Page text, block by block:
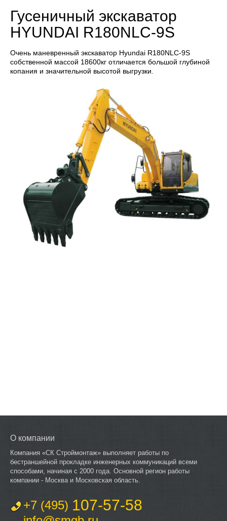
Гусеничный экскаватор
HYUNDAI R180NLC-9S
Очень маневренный экскаватор Hyundai R180NLC-9S
собственной массой 18600кг отличается большой глубиной
копания и значительной высотой выгрузки.
О компании
Компания «СК Строймонтаж» выполняет работы по
бестраншейной прокладке инженерных коммуникаций всеми
способами, начиная с 2000 года. Основной регион работы
компании - Москва и Московская область.
+7 (495) 107-57-58